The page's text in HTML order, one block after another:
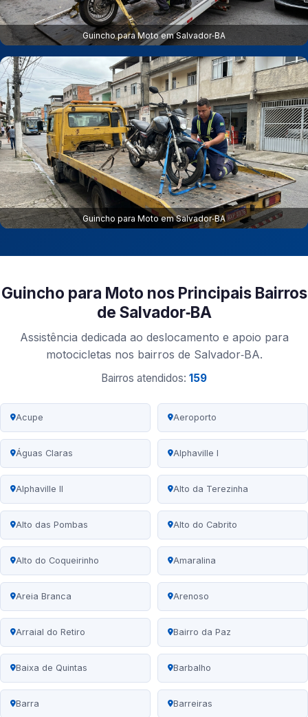
Guincho para Moto em Salvador‑BA
Guincho para Moto em Salvador‑BA
Guincho para Moto nos Principais Bairros
de Salvador‑BA
Assistência dedicada ao deslocamento e apoio para
motocicletas nos bairros de Salvador‑BA.
Bairros atendidos: 159
Acupe Aeroporto
Águas Claras Alphaville I
Alphaville II Alto da Terezinha
Alto das Pombas Alto do Cabrito
Alto do Coqueirinho Amaralina
Areia Branca Arenoso
Arraial do Retiro Bairro da Paz
Baixa de Quintas Barbalho
Barra Barreiras